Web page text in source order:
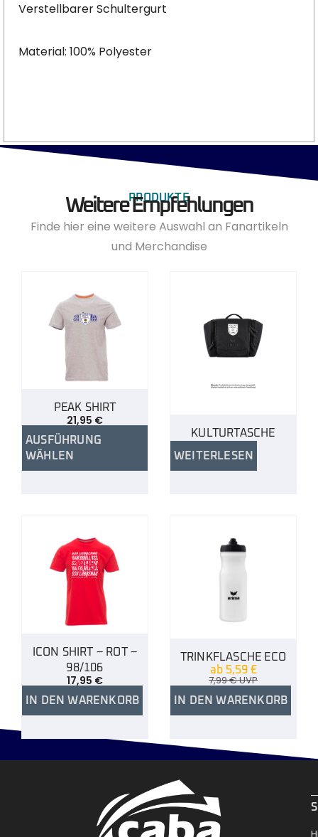
Verstellbarer Schultergurt
Material: 100% Polyester
PRODUKTE
Weitere Empfehlungen
Finde hier eine weitere Auswahl an Fanartikeln
und Merchandise
PEAK SHIRT
21,95 €
AUSFÜHRUNG
WÄHLEN
KULTURTASCHE
WEITERLESEN
ICON SHIRT – ROT –
98/106
17,95 €
IN DEN WARENKORB
TRINKFLASCHE ECO
ab 5,59 €
7,99€UVP
IN DEN WARENKORB